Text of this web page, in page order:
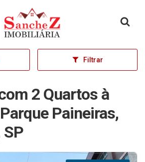
Página inicial
Filtrar
2 Quartos à
Paineiras,
SP